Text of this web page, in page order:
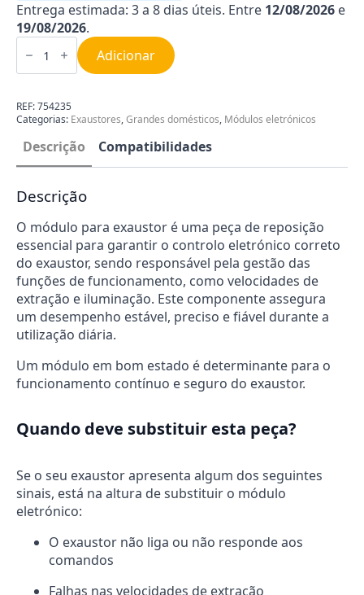
Entrega estimada: 3 a 8 dias úteis. Entre 12/08/2026 e
19/08/2026.
Quantidade
de
do
Bosch
00754235
Adicionar
REF:754235
Categorias: Exaustores,Grandes domésticos, Módulos eletrónicos
Descrição Compatibilidades
Descrição
O módulo para exaustor é uma peça de reposição
essencial para garantir o controlo eletrónico correto
do exaustor, sendo responsável pela gestão das
funções de funcionamento, como velocidades de
extração e iluminação. Este componente assegura
um desempenho estável, preciso e fiável durante a
utilização diária.
Um módulo em bom estado é determinante para o
funcionamento contínuo e seguro do exaustor.
Quando deve substituir esta peça?
Se o seu exaustor apresenta algum dos seguintes
sinais, está na altura de substituir o módulo
eletrónico:
O exaustor não liga ou não responde aos
comandos
Falhas nas velocidades de extração